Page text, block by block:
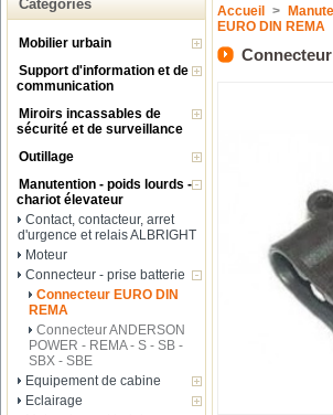
Catégories
Mobilier urbain
Support d'information et de
communication
Miroirs incassables de
sécurité et de surveillance
Outillage
Manutention - poids lourds -
chariot élevateur
Contact, contacteur, arret
d'urgence et relais ALBRIGHT
Moteur
Connecteur - prise batterie
Connecteur EURO DIN
REMA
Connecteur ANDERSON
POWER - REMA - S - SB -
SBX - SBE
Equipement de cabine
Eclairage
Accueil >
EURO DIN REMA
Connecteur